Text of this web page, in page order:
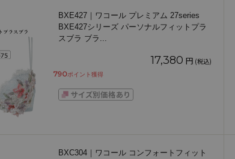
BXE427｜ワコール プレミアム 27series
BXE427シリーズ パーソナルフィットプラ
スブラ ブラ ...
17,380 円 (税込)
790ポイント獲得
BXC304｜ワコール コンフォートフィット